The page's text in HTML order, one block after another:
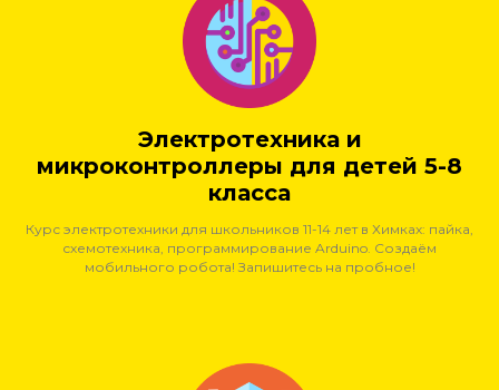
Электротехника и
микроконтроллеры для детей 5-8
класса
Курс электротехники для школьников 11-14 лет в Химках: пайка,
схемотехника, программирование Arduino. Создаём
мобильного робота! Запишитесь на пробное!